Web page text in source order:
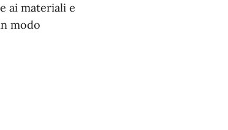
ai materiali e
modo